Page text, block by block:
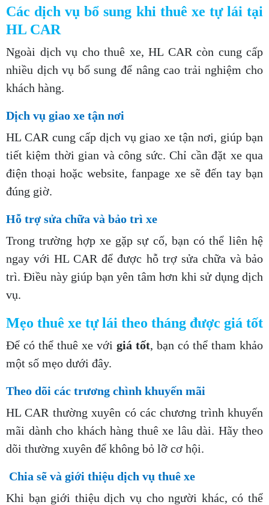
Các dịch vụ bổ sung khi thuê xe tự lái tại
HL CAR
Ngoài dịch vụ cho thuê xe, HL CAR còn cung cấp
nhiều dịch vụ bổ sung để nâng cao trải nghiệm cho
khách hàng.
Dịch vụ giao xe tận nơi
HL CAR cung cấp dịch vụ giao xe tận nơi, giúp bạn
tiết kiệm thời gian và công sức. Chỉ cần đặt xe qua
điện thoại hoặc website, fanpage xe sẽ đến tay bạn
đúng giờ.
Hỗ trợ sửa chữa và bảo trì xe
Trong trường hợp xe gặp sự cố, bạn có thể liên hệ
ngay với HL CAR để được hỗ trợ sửa chữa và bảo
trì. Điều này giúp bạn yên tâm hơn khi sử dụng dịch
vụ.
Mẹo thuê xe tự lái theo tháng được giá tốt
Để có thể thuê xe với giá tốt, bạn có thể tham khảo
một số mẹo dưới đây.
Theo dõi các trương chình khuyến mãi
HL CAR thường xuyên có các chương trình khuyến
mãi dành cho khách hàng thuê xe lâu dài. Hãy theo
dõi thường xuyên để không bỏ lỡ cơ hội.
Chia sẽ và giới thiệu dịch vụ thuê xe
Khi bạn giới thiệu dịch vụ cho người khác, có thể